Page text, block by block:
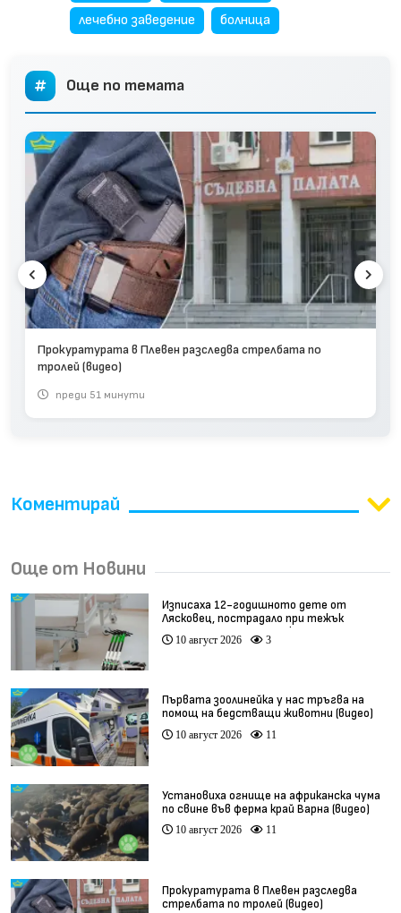
лечебно заведение
болница
Още по темата
Прокуратурата в Плевен разследва стрелбата по
тролей (видео)
преди 51 минути
Коментирай
Още от Новини
Изписаха 12-годишното дете от
Лясковец, пострадало при тежък
инцидент с тротинетка
10 август 2026 3
Първата зоолинейка у нас тръгва на
помощ на бедстващи животни (видео)
10 август 2026 11
Установиха огнище на африканска чума
по свине във ферма край Варна (видео)
10 август 2026 11
Прокуратурата в Плевен разследва
стрелбата по тролей (видео)